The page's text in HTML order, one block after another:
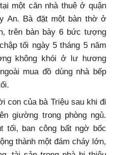
một căn nhà thuê ở quận
An. Bà đặt một bàn thờ ở
trên bàn bày 6 bức tượng
tối ngày 5 tháng 5 năm
không khói ở lư hương
mua đồ dùng nhà bếp
con của bà Triệu sau khi đi
giường trong phòng ngủ.
tối, ban công bất ngờ bốc
thành một đám cháy lớn,